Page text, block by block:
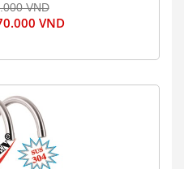
VND
VND